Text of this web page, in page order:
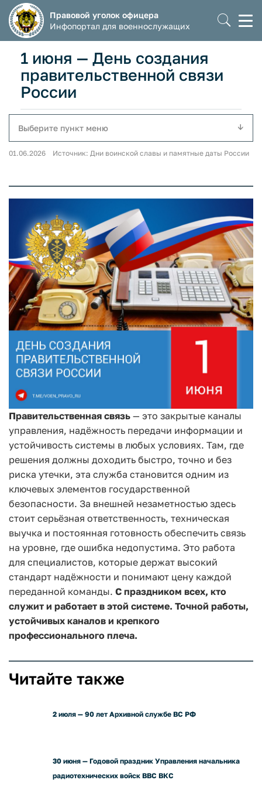
Правовой уголок офицера
Инфопортал для военнослужащих
1 июня — День создания
правительственной связи
России
Выберите пункт меню
01.06.2026 Источник: Дни воинской славы и памятные даты России
Правительственная связь — это закрытые каналы
управления, надёжность передачи информации и
устойчивость системы в любых условиях. Там, где
решения должны доходить быстро, точно и без
риска утечки, эта служба становится одним из
ключевых элементов государственной
безопасности. За внешней незаметностью здесь
стоит серьёзная ответственность, техническая
выучка и постоянная готовность обеспечить связь
на уровне, где ошибка недопустима. Это работа
для специалистов, которые держат высокий
стандарт надёжности и понимают цену каждой
переданной команды. С праздником всех, кто
служит и работает в этой системе. Точной работы,
устойчивых каналов и крепкого
профессионального плеча.
Читайте также
2 июля — 90 лет Архивной службе ВС РФ
30 июня — Годовой праздник Управления начальника
радиотехнических войск ВВС ВКС